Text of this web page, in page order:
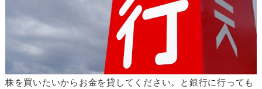
株を買いたいからお金を貸してください。と銀行に行っても